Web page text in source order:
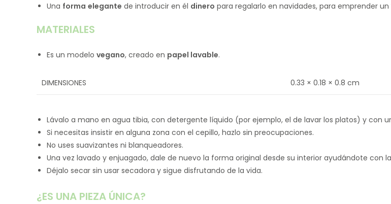
Una forma elegante de introducir en él dinero para regalarlo en navidades, para emprender
MATERIALES
Es un modelo vegano, creado en papel lavable.
DIMENSIONES 0.33 × 0.18 × 0.8 cm
Lávalo a mano en agua tibia, con detergente líquido (por ejemplo, el de lavar los platos) y con
Si necesitas insistir en alguna zona con el cepillo, hazlo sin preocupaciones.
No uses suavizantes ni blanqueadores.
Una vez lavado y enjuagado, dale de nuevo la forma original desde su interior ayudándote con
Déjalo secar sin usar secadora y sigue disfrutando de la vida.
¿ES UNA PIEZA ÚNICA?